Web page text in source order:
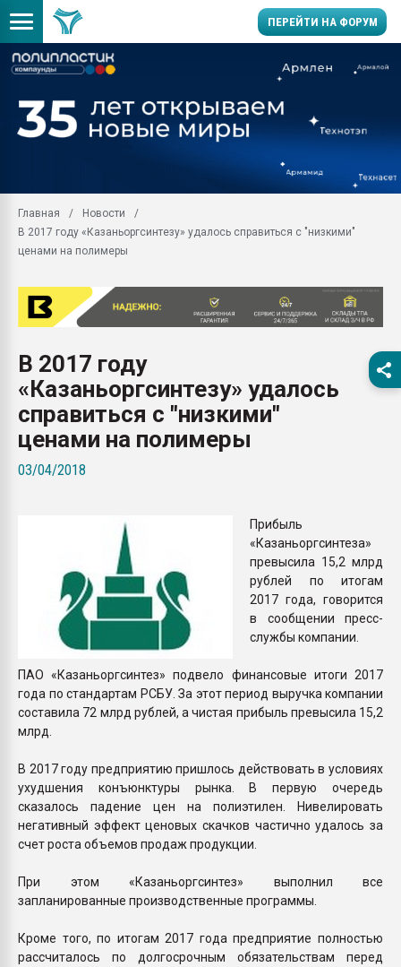
ПЕРЕЙТИ НА ФОРУМ
производство SPC
заводу пластмасс"
28.07.2026
первый план в
28.07.2026
ситуацией на
Главная
Новости
В 2017 году «Казаньоргсинтезу» удалось справиться с "низкими"
ценами на полимеры
В 2017 году
«Казаньоргсинтезу» удалось
справиться с "низкими"
ценами на полимеры
03/04/2018
Прибыль
«Казаньоргсинтеза»
превысила 15,2 млрд
рублей по итогам
2017 года, говорится
в сообщении пресс-
службы компании.
ПАО «Казаньоргсинтез» подвело финансовые итоги 2017
года по стандартам РСБУ. За этот период выручка компании
составила 72 млрд рублей, а чистая прибыль превысила 15,2
млрд.
В 2017 году предприятию пришлось действовать в условиях
ухудшения конъюнктуры рынка. В первую очередь
сказалось падение цен на полиэтилен. Нивелировать
негативный эффект ценовых скачков частично удалось за
счет роста объемов продаж продукции.
При этом «Казаньоргсинтез» выполнил все
запланированные производственные программы.
Кроме того, по итогам 2017 года предприятие полностью
рассчиталось по долгосрочным обязательствам перед